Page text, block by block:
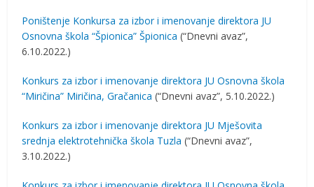
Poništenje Konkursa za izbor i imenovanje direktora JU
Osnovna škola “Špionica” Špionica (“Dnevni avaz”,
6.10.2022.)
Konkurs za izbor i imenovanje direktora JU Osnovna škola
“Miričina” Miričina, Gračanica (“Dnevni avaz”, 5.10.2022.)
Konkurs za izbor i imenovanje direktora JU Mješovita
srednja elektrotehnička škola Tuzla (“Dnevni avaz”,
3.10.2022.)